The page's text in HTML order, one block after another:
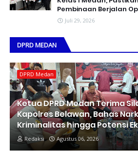
Pembinaan Berjalan
Juli 29, 2026
DPRD MEDAN
DPRD Medan
Ketua DPRD Medan Terima
Kapolres Belawan, Bahas
Kriminalitas hingga Potensi
Redaksi Agustus 06, 2026